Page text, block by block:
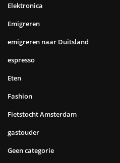
Elektronica
Emigreren
emigreren naar Duitsland
espresso
Eten
Fashion
Fietstocht Amsterdam
gastouder
Geen categorie